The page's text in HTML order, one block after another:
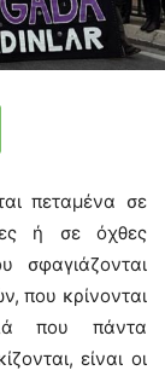
πεταμένα σε
ή σε όχθες
σφαγιάζονται
που κρίνονται
που πάντα
είναι οι